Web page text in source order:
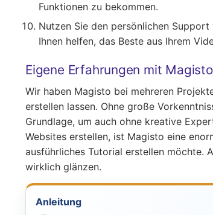
Funktionen zu bekommen.
Nutzen Sie den persönlichen
Ihnen helfen, das Beste aus Ihrem
Eigene Erfahrungen mit
Wir haben Magisto bei mehreren
erstellen lassen. Ohne große
Grundlage, um auch ohne kreative
Websites erstellen, ist Magisto eine
ausführliches Tutorial erstellen möchte.
wirklich glänzen.
Anleitung